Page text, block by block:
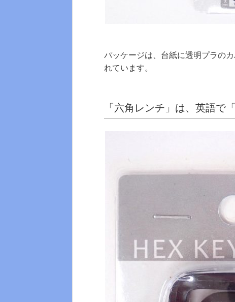
パッケージは、台紙に透明プラの
れています。
「六角レンチ」は、英語で